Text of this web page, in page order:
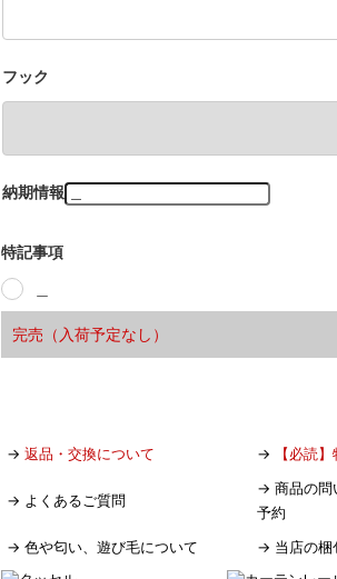
フック
納期情報
特記事項
完売（入荷予定なし）
→ 返品・交換について → 【必読
→ よくあるご質問
→ 商品の問
予約
→ 色や匂い、遊び毛について → 当店の梱